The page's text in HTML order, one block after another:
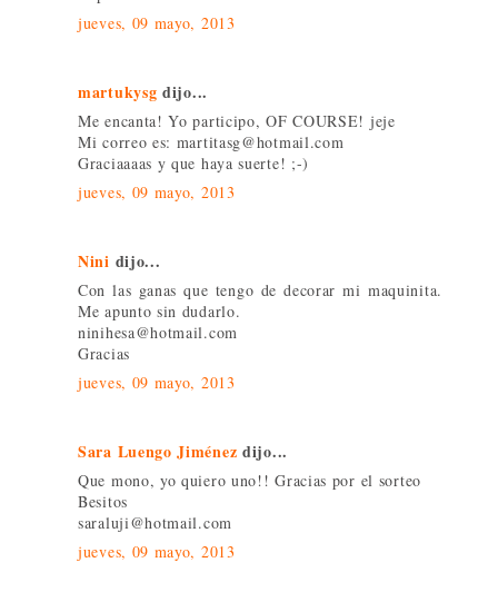
jueves, 09 mayo, 2013
martukysg dijo...
Me encanta! Yo participo, OF COURSE! jeje
Mi correo es: martitasg@hotmail.com
Graciaaaas y que haya suerte! ;-)
jueves, 09 mayo, 2013
Nini dijo...
Con las ganas que tengo de decorar mi maquinita.
Me apunto sin dudarlo.
ninihesa@hotmail.com
Gracias
jueves, 09 mayo, 2013
Sara Luengo Jiménez dijo...
Que mono, yo quiero uno!! Gracias por el sorteo
Besitos
saraluji@hotmail.com
jueves, 09 mayo, 2013